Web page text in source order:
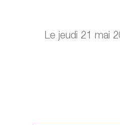
Le jeudi 21 mai